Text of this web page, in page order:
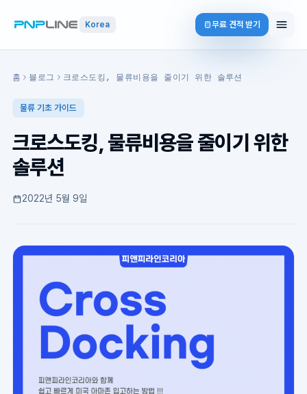
Korea 무료 견적 받기
홈 블로그 크로스도킹, 물류비용을 줄이기 위한 솔루션
물류 기초 가이드
크로스도킹, 물류비용을 줄이기 위한
솔루션
2022년 5월 9일